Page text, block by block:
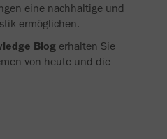
eine nachhaltige und
ermöglichen.
Blog erhalten Sie
von heute und die